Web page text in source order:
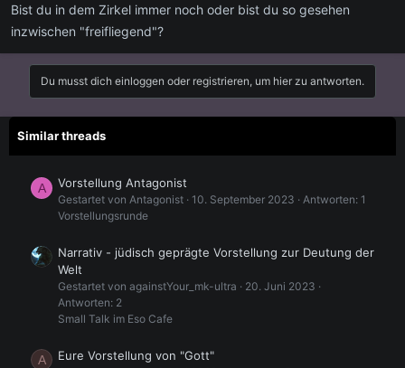
Bist du in dem Zirkel immer noch oder bist du so gesehen
inzwischen "freifliegend"?
Du musst dich einloggen oder registrieren, um hier zu antworten.
Similar threads
A Vorstellung Antagonist
Gestartet von Antagonist 10. September 2023
Antworten: 1
Vorstellungsrunde
Narrativ - jüdisch geprägte Vorstellung zur Deutung der
Welt
Gestartet von againstYour_mk-ultra
20. Juni 2023
Antworten: 2
Small Talk im Eso Cafe
A Eure Vorstellung von "Gott"